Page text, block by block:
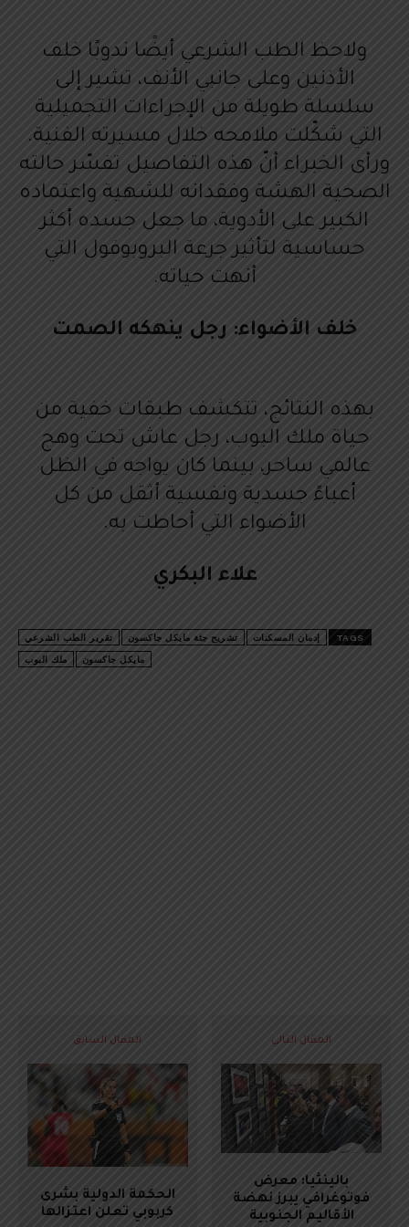
ولاحظ الطب الشرعي أيضًا ندوبًا خلف
الأذنين وعلى جانبي الأنف، تشير إلى
سلسلة طويلة من الإجراءات التجميلية
التي شكّلت ملامحه خلال مسيرته الفنية.
ورأى الخبراء أنّ هذه التفاصيل تفسّر حالته
الصحية الهشة وفقدانه للشهية واعتماده
الكبير على الأدوية، ما جعل جسده أكثر
حساسية لتأثير جرعة البروبوفول التي
أنهت حياته.
خلف الأضواء: رجل ينهكه الصمت
بهذه النتائج، تتكشف طبقات خفية من
حياة ملك البوب، رجل عاش تحت وهج
عالمي ساحر، بينما كان يواجه في الظل
أعباءً جسدية ونفسية أثقل من كل
الأضواء التي أحاطت به.
علاء البكري
TAGS إدمان المسكنات تشريح جثة مايكل جاكسون تقرير الطب الشرعي
مايكل جاكسون ملك البوب
المقال السابق
الحكمة الدولية بشرى
كربوبي تعلن اعتزالها
المقال التالي
بالينثيا: معرض
فوتوغرافي يبرز نهضة
الأقاليم الجنوبية